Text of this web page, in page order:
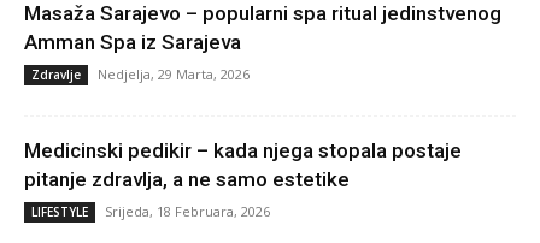
Masaža Sarajevo – popularni spa ritual jedinstvenog
Amman Spa iz Sarajeva
Zdravlje Nedjelja, 29 Marta, 2026
Medicinski pedikir – kada njega stopala postaje
pitanje zdravlja, a ne samo estetike
LIFESTYLE Srijeda, 18 Februara, 2026